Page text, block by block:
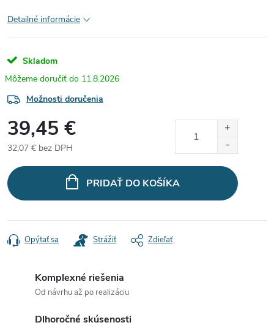
Detailné informácie
Skladom
11.8.2026
Možnosti doručenia
39,45 €
32,07 € bez DPH
cena:
PRIDAŤ DO KOŠÍKA
Opýtať sa Strážiť Zdieľať
Komplexné riešenia
Od návrhu až po realizáciu
Dlhoročné skúsenosti